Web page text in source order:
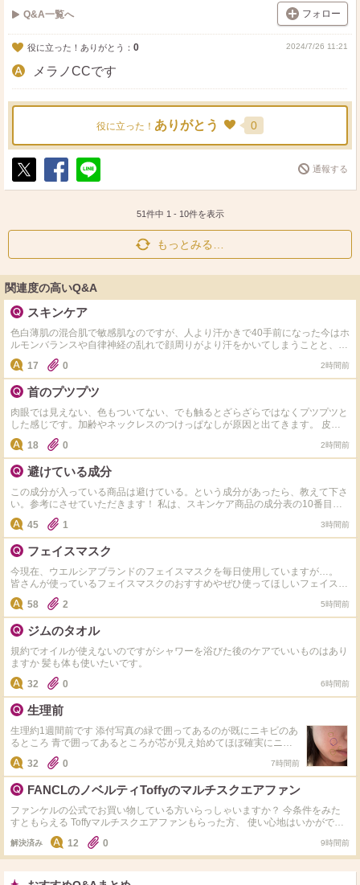
Q&A一覧へ フォロー
役に立った！ありがとう： 0 2024/7/26 11:21
メラノCCです
役に立った！ ありがとう 0
ポ
シ
送
通報する
51件中 1 - 10件を表示
もっとみる…
関連度の高いQ&A
スキンケア
色白薄肌の混合肌で敏感肌なのですが、人より汗かきで40手前になった今はホ
ルモンバランスや自律神経の乱れで顔周りがより汗をかいてしまうことと、毎
日のエアコンで内側が乾いている感じがします。同じような方いましたらどの
ようなスキンケアをしているか教えて下さい。今はちふれの水色のパッケージ
の美白タイプの化粧水とヒト型セラミドのクリームでスキンケアしてます。か
なり敏感肌でキュレルやdプロやノブやミノンなど有名な敏感肌用のスキンケ
アは色々使ってみましたが肌荒れが起きてしまい合わなかった為なかなか新し
い物にチャレンジする勇気が出ないです。
17 0 2時間前
首のプツプツ
肉眼では見えない、色もついてない、でも触るとざらざらではなくプツプツと
した感じです。加齢やネックレスのつけっぱなしが原因と出てきます。 皮膚
科へ行こうと思っていますが、同じような方、市販ではどのようなケアをして
いるか教えてください。 わたしはいまのところ化粧水(クレド)とクリーム(ア
ンブリオリス)＋朝なら日焼け止めという感じにしていて特別なケアはしてい
ないため、プツプツ特化？のケアがあれば教えてください。
18 0 2時間前
避けている成分
この成分が入っている商品は避けている。という成分があったら、教えて下さ
い。参考にさせていただきます！ 私は、スキンケア商品の成分表の10番目以
内にアルコール、エタノール、セタノールが入っていると、アルコールの割合
が高すぎてヒリヒリ赤みや茂樹が出やすいので用心しています。 洗顔料ボデ
ィソープやシャンプーにラウリル硫酸ナトリウムが入っていると、洗浄力が強
力すぎて皮脂奪われすぎてガサガサになりやすいので、避けています。 効い
た！助かったー！と思う成分
https://www.cosme.net/chieco/question/456857/detail に回答ありがとうござい
ました。まだの方は教えて頂けると、化粧品選びの参考になり助かります。
45 1 3時間前
フェイスマスク
今現在、ウエルシアブランドのフェイスマスクを毎日使用していますが…。
皆さんが使っているフェイスマスクのおすすめやぜひ使ってほしいフェイスマ
スクがありましたら、教えて下さいお願いします。
58 2 5時間前
ジムのタオル
規約でオイルが使えないのですがシャワーを浴びた後のケアでいいものはあり
ますか 髪も体も使いたいです。
32
0 6時間前
生理前
生理約1週間前です 添付写真の緑で囲ってあるのが既にニキビのあ
るところ 青で囲ってあるところが芯が見え始めてほぼ確実にニキ
ビになるだろうなというところです。 こういったニキビがだんだ
んと増えていって顔中ニキビだらけになるのですが みなさんなら
こういう時どんなケアをしますか？ 酵素洗顔はしないほうがいい
ですか？？ 皮膚科の薬は持っていて朝晩塗ってます。 スキンケア
はノンコメドジェニックです。 なるべく悪化させたり数を増やし
たくないのです。 スキンケアやインナーケアなど何でも構いませ
ん。 皆さんの知恵を貸してください。
32 0 7時間前
FANCLのノベルティToffyのマルチスクエアファン
ファンケルの公式でお買い物している方いらっしゃいますか？ 今条件をみた
すともらえる Toffyマルチスクエアファンもらった方、 使い心地はいかがです
使ってるけど、家のストックは余裕があり、年末になればまたキャンペーンや
るだろうから、その時に金額いくように今は買わずにいようかなとか考えちゃ
う。 いずれ使うものだし買おうかな、でもストック増えると邪魔だなとか…
解決済み 12 0 9時間前